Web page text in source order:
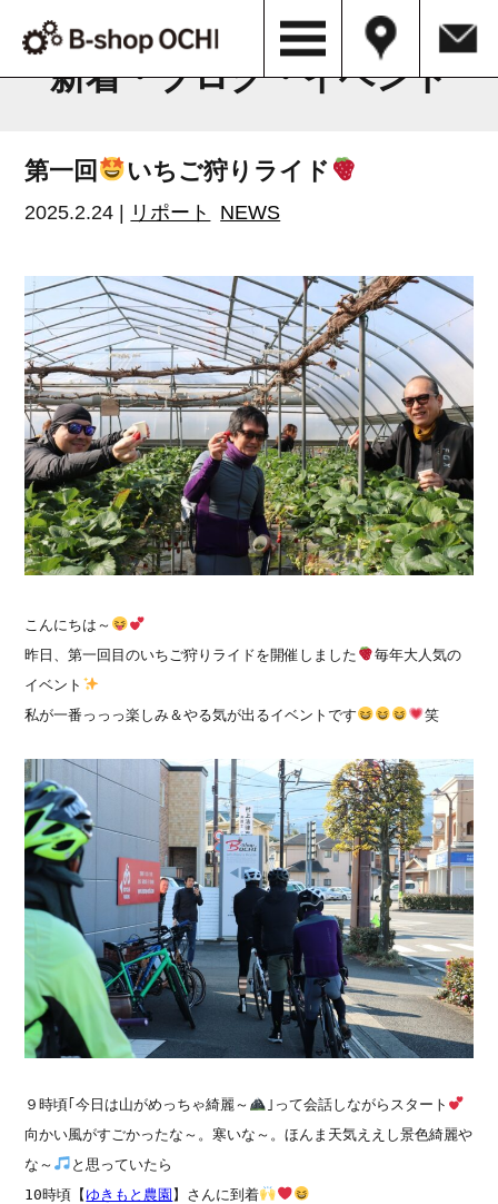
B-shop OCHI NEWS & BLOG
新着・ブログ・イベント
第一回 いちご狩りライド
2025.2.24 | リポート NEWS
こんにちは～
昨日、第一回目のいちご狩りライドを開催しました
毎年大人気の
イベント
私が一番っっっ楽しみ＆やる気が出るイベントです
笑
９時頃｢今日は山がめっちゃ綺麗～
｣って会話しながらスタート
向かい風がすごかったな～。寒いな～。ほんま天気ええし景色綺麗や
な～
と思っていたら
10時頃【ゆきもと農園】さんに到着